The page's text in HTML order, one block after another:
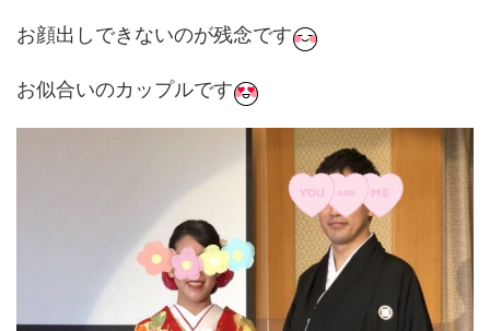
お顔出しできないのが残念です
お似合いのカップルです